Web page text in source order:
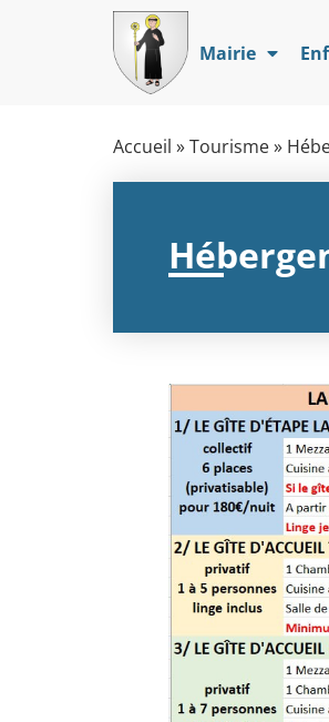
Mairie
Accueil »Tourisme»